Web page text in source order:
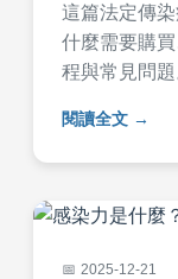
這篇法定傳
什麼需要購
程與常見問
決策。適合
險。
閱讀全文
2025-12-21